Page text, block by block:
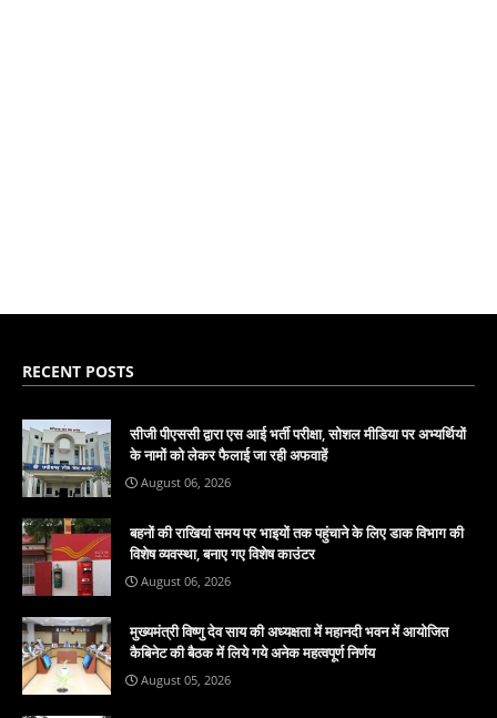
RECENT POSTS
सीजी पीएससी द्वारा एस आई भर्ती परीक्षा, सोशल मीडिया पर अभ्यर्थियों
के नामों को लेकर फैलाई जा रही अफवाहें
August 06, 2026
बहनों की राखियां समय पर भाइयों तक पहुंचाने के लिए डाक विभाग की
विशेष व्यवस्था, बनाए गए विशेष काउंटर
August 06, 2026
मुख्यमंत्री विष्णु देव साय की अध्यक्षता में महानदी भवन में आयोजित
कैबिनेट की बैठक में लिये गये अनेक महत्वपूर्ण निर्णय
August 05, 2026